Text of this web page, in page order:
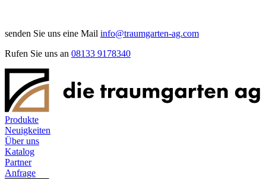
senden Sie uns eine Mail info@traumgarten-ag.com
Rufen Sie uns an 08133 9178340
Produkte
Neuigkeiten
Über uns
Katalog
Partner
Anfrage